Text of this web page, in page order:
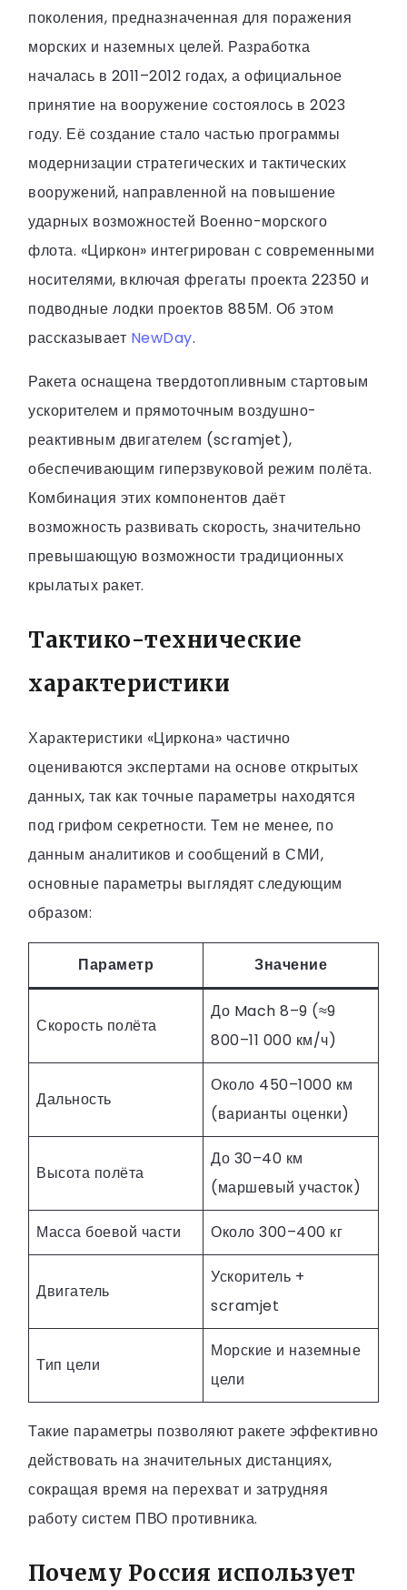
поколения, предназначенная для поражения
морских и наземных целей. Разработка
началась в 2011–2012 годах, а официальное
принятие на вооружение состоялось в 2023
году. Её создание стало частью программы
модернизации стратегических и тактических
вооружений, направленной на повышение
ударных возможностей Военно-морского
флота. «Циркон» интегрирован с современными
носителями, включая фрегаты проекта 22350 и
подводные лодки проектов 885М. Об этом
рассказывает NewDay.
Ракета оснащена твердотопливным стартовым
ускорителем и прямоточным воздушно-
реактивным двигателем (scramjet),
обеспечивающим гиперзвуковой режим полёта.
Комбинация этих компонентов даёт
возможность развивать скорость, значительно
превышающую возможности традиционных
крылатых ракет.
Тактико-технические
характеристики
Характеристики «Циркона» частично
оцениваются экспертами на основе открытых
данных, так как точные параметры находятся
под грифом секретности. Тем не менее, по
данным аналитиков и сообщений в СМИ,
основные параметры выглядят следующим
образом:
Параметр Значение
Скорость полёта
До Mach 8–9 (≈9
800–11 000 км/ч)
Дальность
Около 450–1000 км
(варианты оценки)
Высота полёта
До 30–40 км
(маршевый участок)
Масса боевой части Около 300–400 кг
Двигатель
Ускоритель +
scramjet
Тип цели
Морские и наземные
цели
Такие параметры позволяют ракете эффективно
действовать на значительных дистанциях,
сокращая время на перехват и затрудняя
работу систем ПВО противника.
Почему Россия использует